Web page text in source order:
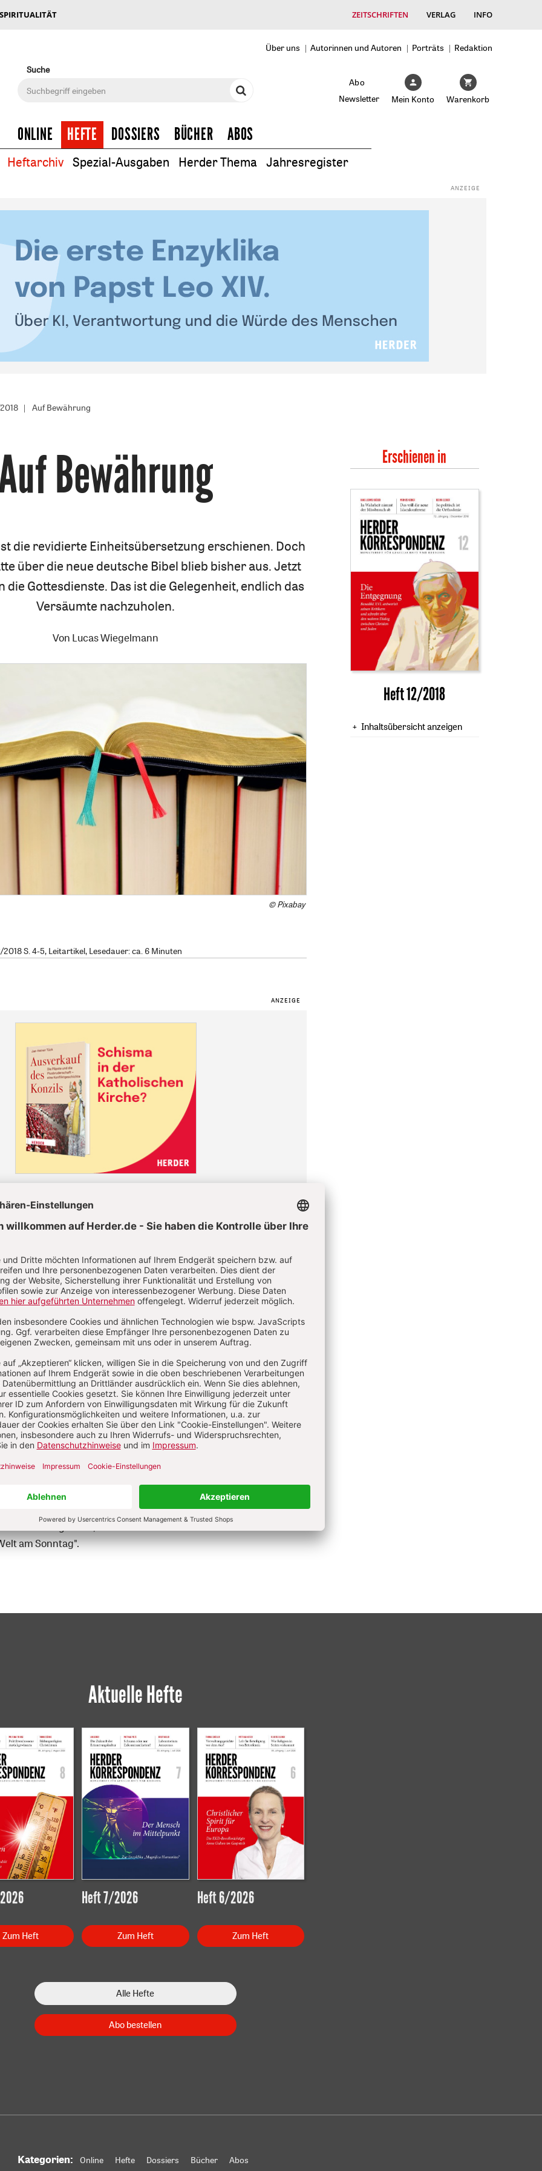
ZEITSCHRIFTEN VERLAG INFO
Über uns Autorinnen und Autoren Porträts
Redaktion
Suche
Abo
Newsletter
Mein Konto Warenkorb
ONLINE HEFTE DOSSIERS BÜCHER ABOS
Heftarchiv Spezial-Ausgaben Herder Thema Jahresregister
Auf Bewährung
Bewährung
die revidierte Einheitsübersetzung erschienen. Doch
über die neue deutsche Bibel blieb bisher aus. Jetzt
die Gottesdienste. Das ist die Gelegenheit, endlich das
Versäumte nachzuholen.
Von Lucas Wiegelmann
© Pixabay
S. 4-5, Leitartikel, Lesedauer: ca. 6 Minuten
Diesen Artikel jetzt lesen!
innen können diesen
lesen.
Sie haben bereits ein Konto?
Anmelden
geboren 1983, studierte Geschichte, Germanistik und
von 2019 bis 2020 als Chefkorrespondent Vatikan in Rom
Zuvor war er Journalist in Berlin bei Axel Springer in
Tätigkeiten, zuletzt als stellv. Leiter Feuilleton von "Welt"
am Sonntag".
Erschienen in
Heft 12/2018
Inhaltsübersicht anzeigen
Aktuelle Hefte
Zum Heft
Heft 7/2026
Zum Heft
Heft 6/2026
Zum Heft
Alle Hefte
Abo bestellen
Kategorien: Online Hefte Dossiers Bücher Abos